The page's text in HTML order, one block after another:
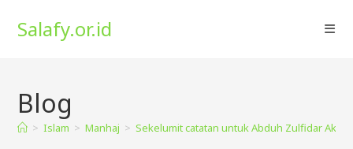
Salafy.or.id
Blog
> Islam > Manhaj > Sekelumit catatan untuk Abduh Zulfidar